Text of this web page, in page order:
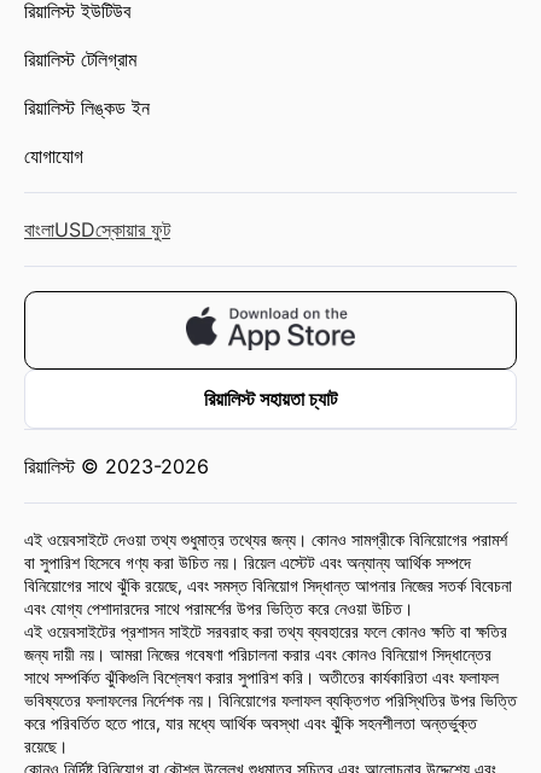
রিয়ালিস্ট ইউটিউব
রিয়ালিস্ট টেলিগ্রাম
রিয়ালিস্ট লিঙ্কড ইন
যোগাযোগ
বাংলাUSDস্কোয়ার ফুট
রিয়ালিস্ট সহায়তা চ্যাট
রিয়ালিস্ট © 2023-2026
এই ওয়েবসাইটে দেওয়া তথ্য শুধুমাত্র তথ্যের জন্য। কোনও সামগ্রীকে বিনিয়োগের পরামর্শ
বা সুপারিশ হিসেবে গণ্য করা উচিত নয়। রিয়েল এস্টেট এবং অন্যান্য আর্থিক সম্পদে
বিনিয়োগের সাথে ঝুঁকি রয়েছে, এবং সমস্ত বিনিয়োগ সিদ্ধান্ত আপনার নিজের সতর্ক বিবেচনা
এবং যোগ্য পেশাদারদের সাথে পরামর্শের উপর ভিত্তি করে নেওয়া উচিত।
এই ওয়েবসাইটের প্রশাসন সাইটে সরবরাহ করা তথ্য ব্যবহারের ফলে কোনও ক্ষতি বা ক্ষতির
জন্য দায়ী নয়। আমরা নিজের গবেষণা পরিচালনা করার এবং কোনও বিনিয়োগ সিদ্ধান্তের
সাথে সম্পর্কিত ঝুঁকিগুলি বিশ্লেষণ করার সুপারিশ করি। অতীতের কার্যকারিতা এবং ফলাফল
ভবিষ্যতের ফলাফলের নির্দেশক নয়। বিনিয়োগের ফলাফল ব্যক্তিগত পরিস্থিতির উপর ভিত্তি
করে পরিবর্তিত হতে পারে, যার মধ্যে আর্থিক অবস্থা এবং ঝুঁকি সহনশীলতা অন্তর্ভুক্ত
রয়েছে।
কোনও নির্দিষ্ট বিনিয়োগ বা কৌশল উল্লেখ শুধুমাত্র সচিত্র এবং আলোচনার উদ্দেশ্যে এবং